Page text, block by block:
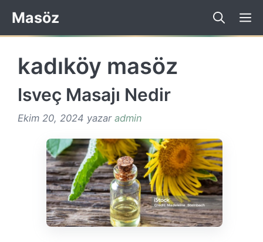
İçeriğe
atla
Masöz
kadıköy masöz
Isveç Masajı Nedir
Ekim 20, 2024 yazar admin